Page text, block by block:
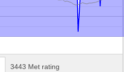
3443 Met rating